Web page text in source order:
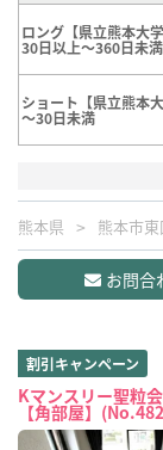
ロング【県立熊本大学
30日以上～360日未満
ショート【県立熊本大
～30日未満
熊本県 熊本市東
お問合
割引キャンペーン
Kマンスリー聖粒
【角部屋】